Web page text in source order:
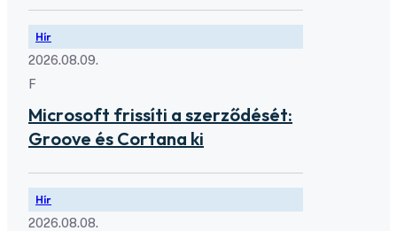
Hír
2026.08.09.
F
Microsoft frissíti a szerződését:
Groove és Cortana ki
Hír
2026.08.08.